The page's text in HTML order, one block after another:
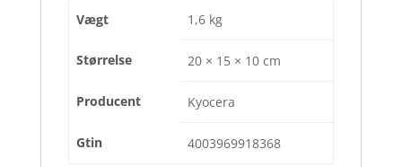
Vægt 1,6 kg
Størrelse 20 × 15 × 10 cm
Producent Kyocera
Gtin 4003969918368